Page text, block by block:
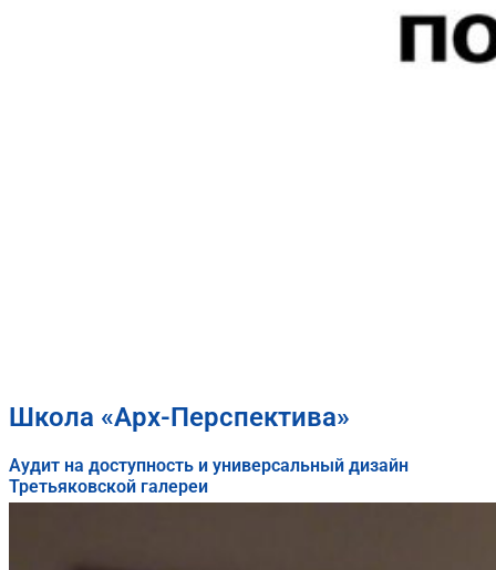
Школа «Арх-Перспектива»
Аудит на доступность и универсальный дизайн
Третьяковской галереи